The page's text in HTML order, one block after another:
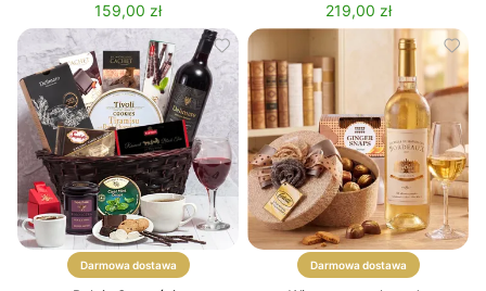
159,00 zł 219,00 zł
Darmowa dostawa Darmowa dostawa